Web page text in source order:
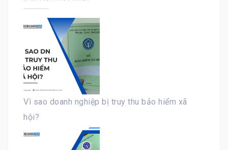
Vì sao doanh nghiệp bị truy thu bảo hiểm xã
hội?